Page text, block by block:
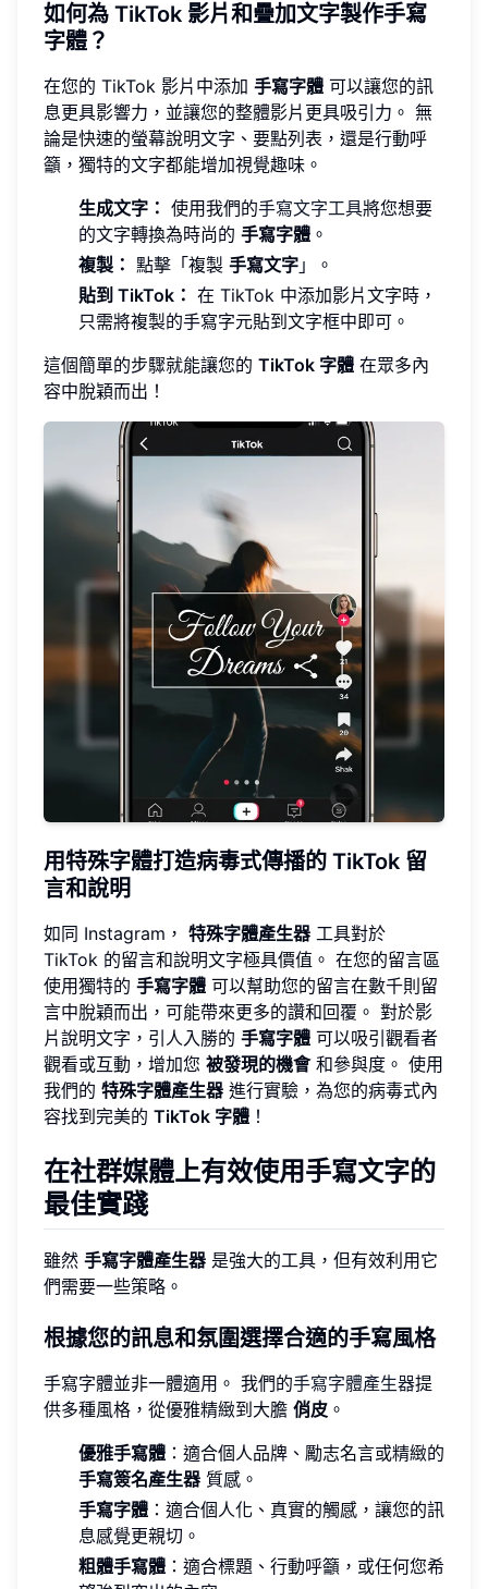
如何為 TikTok 影片和疊加文字製作手寫
字體？
在您的 TikTok 影片中添加 手寫字體 可以讓您的訊
息更具影響力，並讓您的整體影片更具吸引力。 無
論是快速的螢幕說明文字、要點列表，還是行動呼
籲，獨特的文字都能增加視覺趣味。
生成文字： 使用我們的手寫文字工具將您想要
的文字轉換為時尚的 手寫字體 。
複製： 點擊「複製 手寫文字 」。
貼到 TikTok： 在 TikTok 中添加影片文字時，
只需將複製的手寫字元貼到文字框中即可。
這個簡單的步驟就能讓您的 TikTok 字體 在眾多內
容中脫穎而出！
用特殊字體打造病毒式傳播的 TikTok 留
言和說明
如同 Instagram， 特殊字體產生器 工具對於
TikTok 的留言和說明文字極具價值。 在您的留言區
使用獨特的 手寫字體 可以幫助您的留言在數千則留
言中脫穎而出，可能帶來更多的讚和回覆。 對於影
片說明文字，引人入勝的 手寫字體 可以吸引觀看者
觀看或互動，增加您 被發現的機會和參與度。 使用
我們的 特殊字體產生器 進行實驗，為您的病毒式內
容找到完美的 TikTok 字體 ！
在社群媒體上有效使用手寫文字的
最佳實踐
雖然 手寫字體產生器 是強大的工具，但有效利用它
們需要一些策略。
根據您的訊息和氛圍選擇合適的手寫風格
手寫字體並非一體適用。 我們的手寫字體產生器提
供多種風格，從優雅精緻到大膽 俏皮 。
優雅手寫體 ：適合個人品牌、勵志名言或精緻的
手寫簽名產生器 質感。
手寫字體 ：適合個人化、真實的觸感，讓您的訊
息感覺更親切。
粗體手寫體 ：適合標題、行動呼籲，或任何您希